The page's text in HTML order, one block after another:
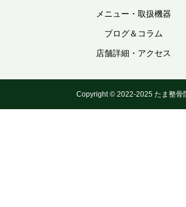
メニュー・取扱機器
ブログ＆コラム
店舗詳細・アクセス
Copyright © 2022-2025 たま整骨